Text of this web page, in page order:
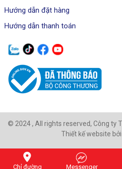
Chỉ đường Messenger
Hướng dẫn đặt hàng
Hướng dẫn thanh toán
© 2024 , All rights reserved, Công ty
Thiết kế website